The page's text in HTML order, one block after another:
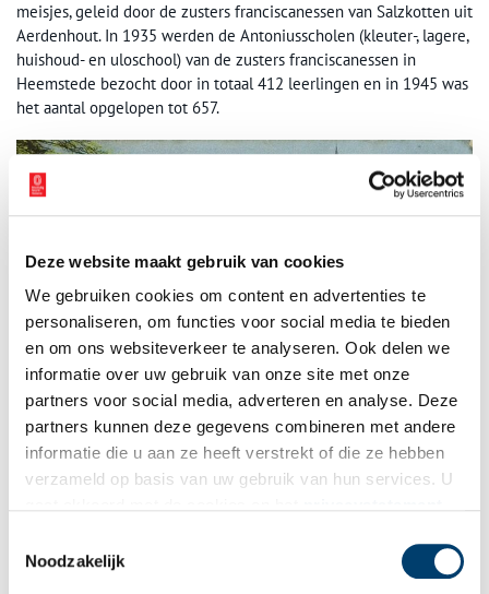
Deze website maakt gebruik van cookies
We gebruiken cookies om content en advertenties te
personaliseren, om functies voor social media te bieden
en om ons websiteverkeer te analyseren. Ook delen we
informatie over uw gebruik van onze site met onze
partners voor social media, adverteren en analyse. Deze
partners kunnen deze gegevens combineren met andere
informatie die u aan ze heeft verstrekt of die ze hebben
verzameld op basis van uw gebruik van hun services. U
Noodzakelijk
meisjes, geleid door de zusters franciscanessen van Salzkotten uit
Aerdenhout. In 1935 werden de Antoniusscholen (kleuter-, lagere,
huishoud- en uloschool) van de zusters franciscanessen in
Heemstede bezocht door in totaal 412 leerlingen en in 1945 was
het aantal opgelopen tot 657.
Het Antonius­ gesticht. Links van het water ligt de Kerklaan en op de achtergrond
de Bavokerk (ca. 1905). Het Antoniusgesticht is afgebroken in 1976. Collectie
Noord-Hollands Archief.
De zusters franciscanessen in Bennebroek
kerk en scholen in het dorp. De katholieken waren aangewezen
op de parochie in Vogelenzang. Het was de Vogelenzangse